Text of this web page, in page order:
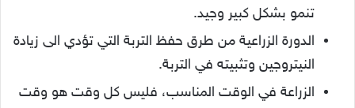
تنمو بشكل كبير وجيد.
الدورة الزراعية من طرق حفظ التربة التي تؤدي الى زيادة
النيتروجين وتثبيته في التربة.
الزراعة في الوقت المناسب، فليس كل وقت هو وقت